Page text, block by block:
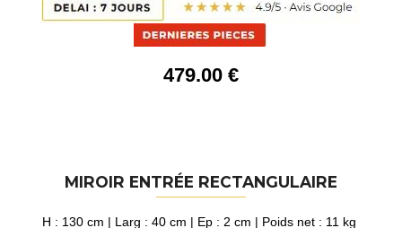
479.00 €
MIROIR ENTRÉE RECTANGULAIRE
H : 130 cm | Larg : 40 cm | Ep : 2 cm | Poids net : 11 kg